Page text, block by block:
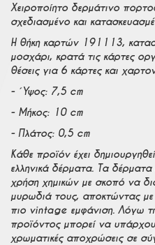
Χειροποίητο δερμάτινο
σχεδιασμένο και
Η θήκη καρτών 191113,
μοσχάρι, κρατά τις κάρτες
θέσεις για 6 κάρτες και
- Ύψος: 7,5 cm
- Μήκος: 10 cm
- Πλάτος: 0,5 cm
Κάθε προϊόν έχει
ελληνικά δέρματα. Τα
χρήση χημικών με σκοπό να
μυρωδιά τους, αποκτώντας
πιο vintage εμφάνιση. Λόγω
προϊόντος μπορεί να
χρωματικές αποχρώσεις σε